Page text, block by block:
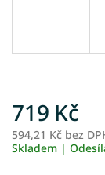
719 Kč
594,21 Kč bez
Skladem |